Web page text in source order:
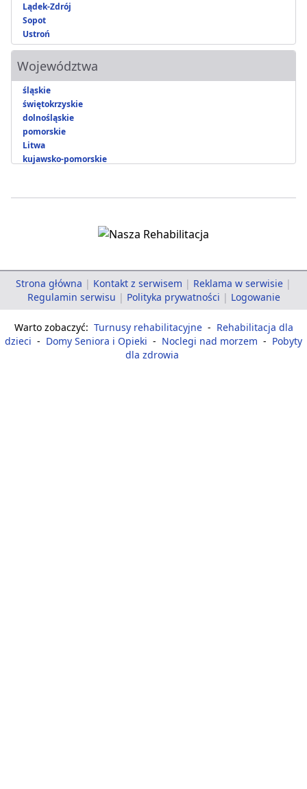
Lądek-Zdrój
Sopot
Ustroń
Województwa
śląskie
świętokrzyskie
dolnośląskie
pomorskie
Litwa
kujawsko-pomorskie
Strona główna | Kontakt z serwisem | Reklama w serwisie |
Regulamin serwisu | Polityka prywatności | Logowanie
Warto zobaczyć: Turnusy rehabilitacyjne - Rehabilitacja dla
dzieci - Domy Seniora i Opieki - Noclegi nad morzem - Pobyty
dla zdrowia